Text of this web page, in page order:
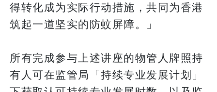
得转化成为实际行动措施，共同为香港
筑起一道坚实的防蚊屏障。」
所有完成参与上述讲座的物管人牌照持
有人可在监管局「持续专业发展计划」